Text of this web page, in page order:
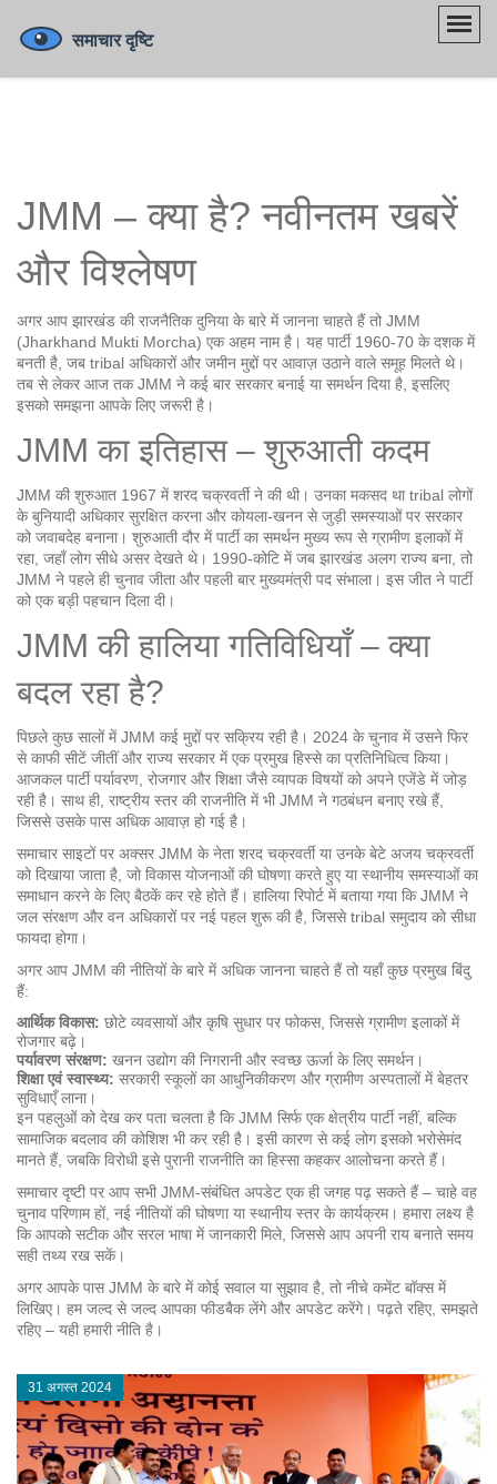
JMM – क्या है? नवीनतम खबरें
और विश्लेषण
अगर आप झारखंड की राजनैतिक दुनिया के बारे में जानना चाहते हैं तो JMM
(Jharkhand Mukti Morcha) एक अहम नाम है। यह पार्टी 1960‑70 के दशक में
बनती है, जब tribal अधिकारों और जमीन मुद्दों पर आवाज़ उठाने वाले समूह मिलते थे।
तब से लेकर आज तक JMM ने कई बार सरकार बनाई या समर्थन दिया है, इसलिए
इसको समझना आपके लिए जरूरी है।
JMM का इतिहास – शुरुआती कदम
JMM की शुरुआत 1967 में शरद चक्रवर्ती ने की थी। उनका मकसद था tribal लोगों
के बुनियादी अधिकार सुरक्षित करना और कोयला‑खनन से जुड़ी समस्याओं पर सरकार
को जवाबदेह बनाना। शुरुआती दौर में पार्टी का समर्थन मुख्य रूप से ग्रामीण इलाकों में
रहा, जहाँ लोग सीधे असर देखते थे। 1990‑कोटि में जब झारखंड अलग राज्य बना, तो
JMM ने पहले ही चुनाव जीता और पहली बार मुख्यमंत्री पद संभाला। इस जीत ने पार्टी
को एक बड़ी पहचान दिला दी।
JMM की हालिया गतिविधियाँ – क्या
बदल रहा है?
पिछले कुछ सालों में JMM कई मुद्दों पर सक्रिय रही है। 2024 के चुनाव में उसने फिर
से काफी सीटें जीतीं और राज्य सरकार में एक प्रमुख हिस्से का प्रतिनिधित्व किया।
आजकल पार्टी पर्यावरण, रोजगार और शिक्षा जैसे व्यापक विषयों को अपने एजेंडे में जोड़
रही है। साथ ही, राष्ट्रीय स्तर की राजनीति में भी JMM ने गठबंधन बनाए रखे हैं,
जिससे उसके पास अधिक आवाज़ हो गई है।
समाचार साइटों पर अक्सर JMM के नेता शरद चक्रवर्ती या उनके बेटे अजय चक्रवर्ती
को दिखाया जाता है, जो विकास योजनाओं की घोषणा करते हुए या स्थानीय समस्याओं का
समाधान करने के लिए बैठकें कर रहे होते हैं। हालिया रिपोर्ट में बताया गया कि JMM ने
जल संरक्षण और वन अधिकारों पर नई पहल शुरू की है, जिससे tribal समुदाय को सीधा
फायदा होगा।
अगर आप JMM की नीतियों के बारे में अधिक जानना चाहते हैं तो यहाँ कुछ प्रमुख बिंदु
हैं:
आर्थिक विकास: छोटे व्यवसायों और कृषि सुधार पर फोकस, जिससे ग्रामीण इलाकों में
रोजगार बढ़े।
पर्यावरण संरक्षण: खनन उद्योग की निगरानी और स्वच्छ ऊर्जा के लिए समर्थन।
शिक्षा एवं स्वास्थ्य: सरकारी स्कूलों का आधुनिकीकरण और ग्रामीण अस्पतालों में बेहतर
सुविधाएँ लाना।
इन पहलुओं को देख कर पता चलता है कि JMM सिर्फ एक क्षेत्रीय पार्टी नहीं, बल्कि
सामाजिक बदलाव की कोशिश भी कर रही है। इसी कारण से कई लोग इसको भरोसेमंद
मानते हैं, जबकि विरोधी इसे पुरानी राजनीति का हिस्सा कहकर आलोचना करते हैं।
समाचार दृष्टी पर आप सभी JMM‑संबंधित अपडेट एक ही जगह पढ़ सकते हैं – चाहे वह
चुनाव परिणाम हों, नई नीतियों की घोषणा या स्थानीय स्तर के कार्यक्रम। हमारा लक्ष्य है
कि आपको सटीक और सरल भाषा में जानकारी मिले, जिससे आप अपनी राय बनाते समय
सही तथ्य रख सकें।
अगर आपके पास JMM के बारे में कोई सवाल या सुझाव है, तो नीचे कमेंट बॉक्स में
लिखिए। हम जल्द से जल्द आपका फीडबैक लेंगे और अपडेट करेंगे। पढ़ते रहिए, समझते
रहिए – यही हमारी नीति है।
31 अगस्त 2024